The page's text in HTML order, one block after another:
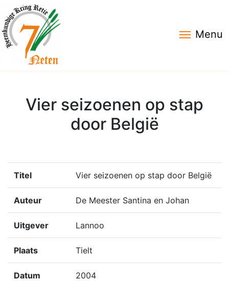
Menu
Vier seizoenen op stap
door België
Titel Vier seizoenen op stap door België
Auteur De Meester Santina en Johan
Uitgever Lannoo
Plaats Tielt
Datum 2004